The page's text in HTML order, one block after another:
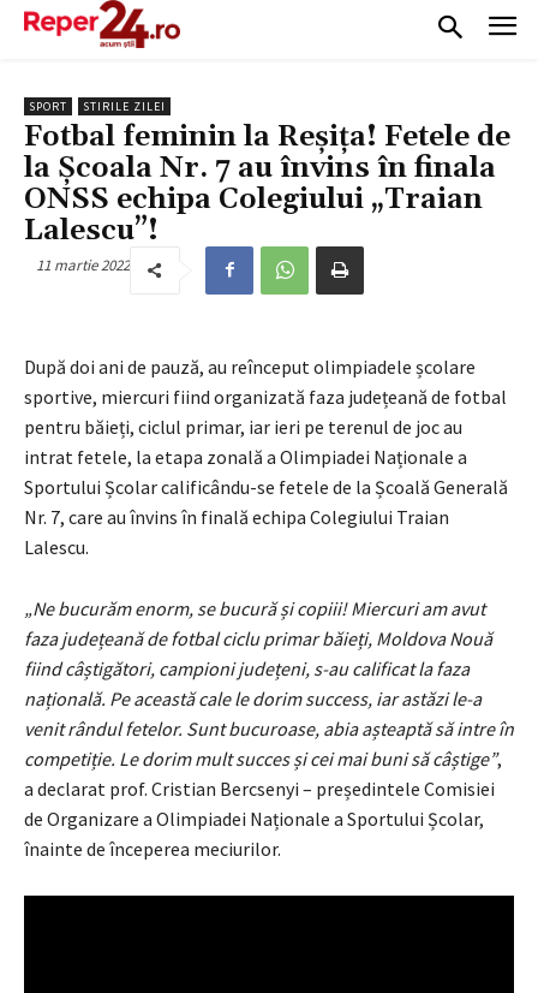
SPORT STIRILE ZILEI
Fotbal feminin la Reșița! Fetele de
la Școala Nr. 7 au învins în finala
ONSS echipa Colegiului „Traian
Lalescu”!
11 martie 2022
După doi ani de pauză, au reînceput olimpiadele școlare
sportive, miercuri fiind organizată faza județeană de fotbal
pentru băieți, ciclul primar, iar ieri pe terenul de joc au
intrat fetele, la etapa zonală a Olimpiadei Naționale a
Sportului Școlar calificându-se fetele de la Școală Generală
Nr. 7, care au învins în finală echipa Colegiului Traian
Lalescu.
„Ne bucurăm enorm, se bucură și copiii! Miercuri am avut
faza județeană de fotbal ciclu primar băieți, Moldova Nouă
fiind câștigători, campioni județeni, s-au calificat la faza
națională. Pe această cale le dorim success, iar astăzi le-a
venit rândul fetelor. Sunt bucuroase, abia așteaptă să intre în
competiție. Le dorim mult succes și cei mai buni să câștige”,
a declarat prof. Cristian Bercsenyi – președintele Comisiei
de Organizare a Olimpiadei Naționale a Sportului Școlar,
înainte de începerea meciurilor.